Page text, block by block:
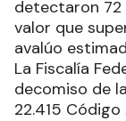
detectaron 72
valor que
avalúo
La Fiscalía
decomiso de
22.415